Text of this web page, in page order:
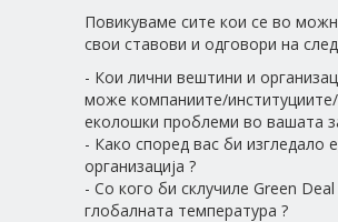
Повикуваме сите кои се во
свои ставови и одговори на
- Кои лични вештини и
може компаниите/
еколошки проблеми во вашата
- Како според вас би изгледало
организација ?
- Со кого би склучиле Green
глобалната температура ?